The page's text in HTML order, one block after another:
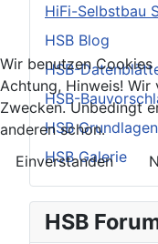
HiFi-Selbstbau
HSB Blog
HSB-
HSB-
HSB Grundlagen
HSB Galerie
HSB
Wir benutzen Cookies
Achtung, Hinweis!
Zwecken. Unbedingt
anderen schon.
Einverstanden